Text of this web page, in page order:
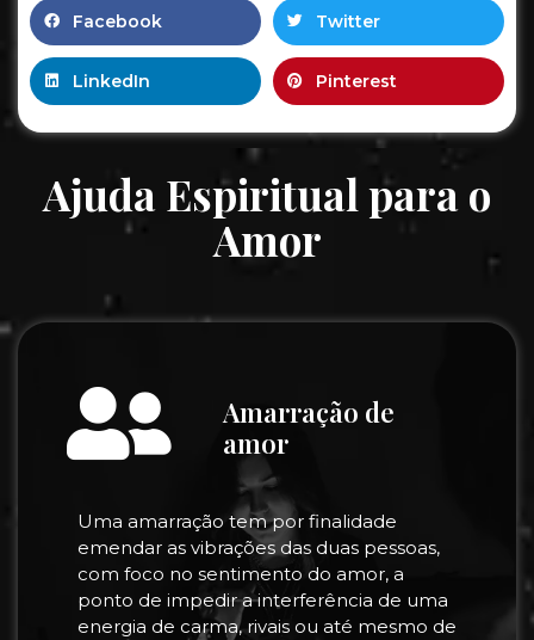
Facebook Twitter
LinkedIn Pinterest
Ajuda Espiritual para o
Amor
Amarração de
amor
Uma amarração tem por finalidade
emendar as vibrações das duas pessoas,
com foco no sentimento do amor, a
ponto de impedir a interferência de uma
energia de carma, rivais ou até mesmo de